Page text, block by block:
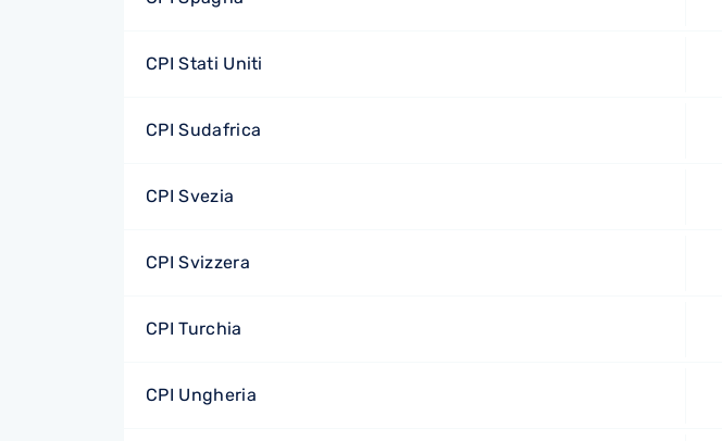
CPI Stati Uniti
CPI Sudafrica
CPI Svezia
CPI Svizzera
CPI Turchia
CPI Ungheria